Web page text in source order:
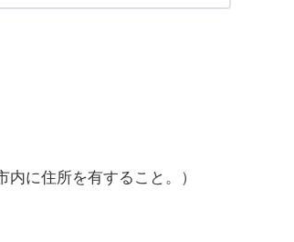
に住所を有すること。）